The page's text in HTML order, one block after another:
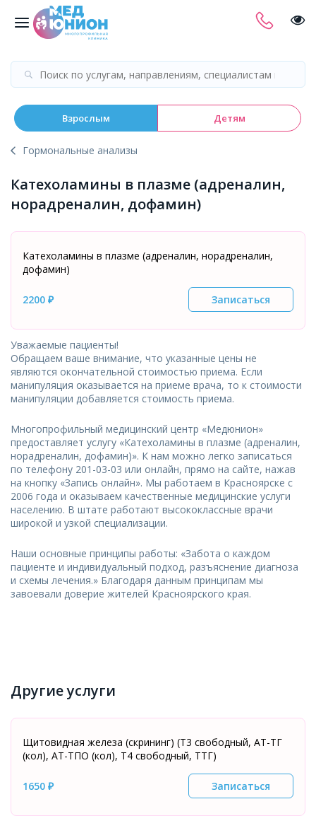
Взрослым Детям
Гормональные анализы
Катехоламины в плазме (адреналин,
норадреналин, дофамин)
Катехоламины в плазме (адреналин, норадреналин,
дофамин)
2200 ₽ Записаться
Уважаемые пациенты!
Обращаем ваше внимание, что указанные цены не
являются окончательной стоимостью приема. Если
манипуляция оказывается на приеме врача, то к стоимости
манипуляции добавляется стоимость приема.
Многопрофильный медицинский центр «Медюнион»
предоставляет услугу «Катехоламины в плазме (адреналин,
норадреналин, дофамин)». К нам можно легко записаться
по телефону 201-03-03 или онлайн, прямо на сайте, нажав
на кнопку «Запись онлайн». Мы работаем в Красноярске с
2006 года и оказываем качественные медицинские услуги
населению. В штате работают высококлассные врачи
широкой и узкой специализации.
Наши основные принципы работы: «Забота о каждом
пациенте и индивидуальный подход, разъяснение диагноза
и схемы лечения.» Благодаря данным принципам мы
завоевали доверие жителей Красноярского края.
Другие услуги
Щитовидная железа (скрининг) (T3 свободный, АТ-ТГ
(кол), АТ-ТПО (кол), Т4 свободный, ТТГ)
1650 ₽ Записаться